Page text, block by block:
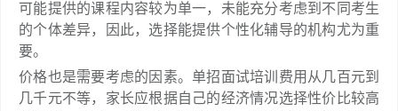
可能提供的课程内容较为单一，未能充分考虑到不同考生
的个体差异，因此，选择能提供个性化辅导的机构尤为重
要。
价格也是需要考虑的因素。单招面试培训费用从几百元到
几千元不等，家长应根据自己的经济情况选择性价比较高